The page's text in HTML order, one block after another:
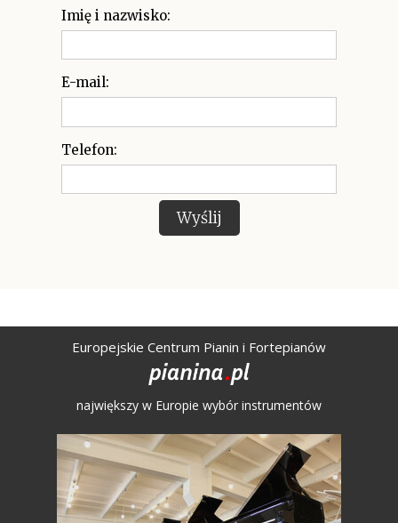
Imię i nazwisko:
E-mail:
Telefon:
Wyślij
Europejskie Centrum Pianin i Fortepianów
największy w Europie wybór instrumentów